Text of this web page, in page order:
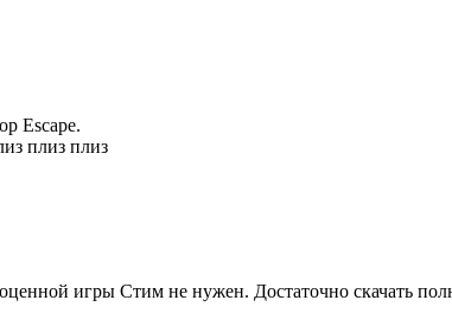
Escape.
плиз плиз
игры Стим не нужен. Достаточно скачать